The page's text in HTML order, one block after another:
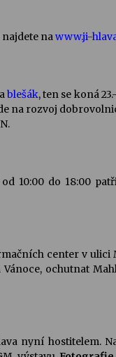
nawww.ji-
blešák, ten se koná
na rozvoj
10:00 do 18:00
center v ulici
ochutnat
nyní hostitelem.